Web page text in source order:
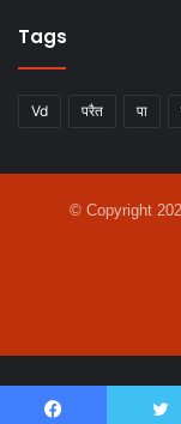
Tags
Vd परैत पा
© Copyright